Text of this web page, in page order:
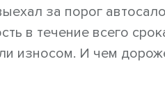
за порог
в течение всего
износом. И чем